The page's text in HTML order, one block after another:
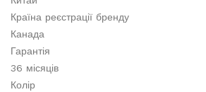
Країна реєстрації бренду
Канада
Гарантія
36 місяців
Колір